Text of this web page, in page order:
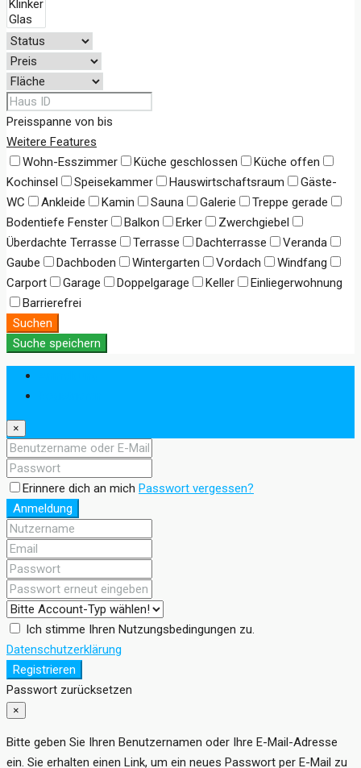
Preisspanne von bis
Weitere Features
Wohn-Esszimmer
Küche geschlossen
Küche offen
Kochinsel
Speisekammer Hauswirtschaftsraum
Gäste-
WC
Ankleide Kamin Sauna Galerie
Treppe gerade
Bodentiefe Fenster
Balkon Erker
Zwerchgiebel
Überdachte Terrasse
Terrasse Dachterrasse
Veranda
Gaube
Dachboden Wintergarten Vordach
Windfang
Carport
Garage Doppelgarage Keller
Einliegerwohnung
Barrierefrei
Suchen
Suche speichern
×
Erinnere dich an mich Passwort vergessen?
Anmeldung
Ich stimme Ihren Nutzungsbedingungen zu.
Datenschutzerklärung
Registrieren
Passwort zurücksetzen
×
Bitte geben Sie Ihren Benutzernamen oder Ihre E-Mail-Adresse
ein. Sie erhalten einen Link, um ein neues Passwort per E-Mail zu